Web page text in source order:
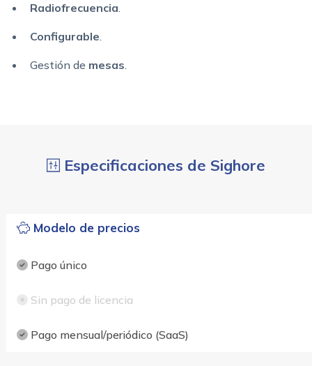
Radiofrecuencia.
Configurable.
Gestión de mesas.
Especificaciones de Sighore
Modelo de precios
Pago único
Sin pago de licencia
Pago mensual/periódico (SaaS)